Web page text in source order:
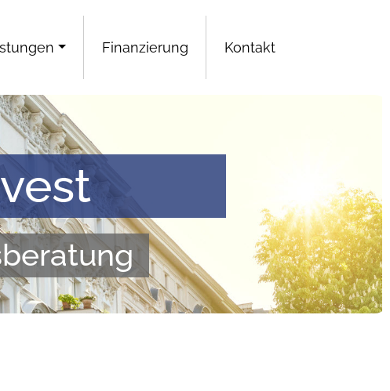
Finanzierung Kontakt